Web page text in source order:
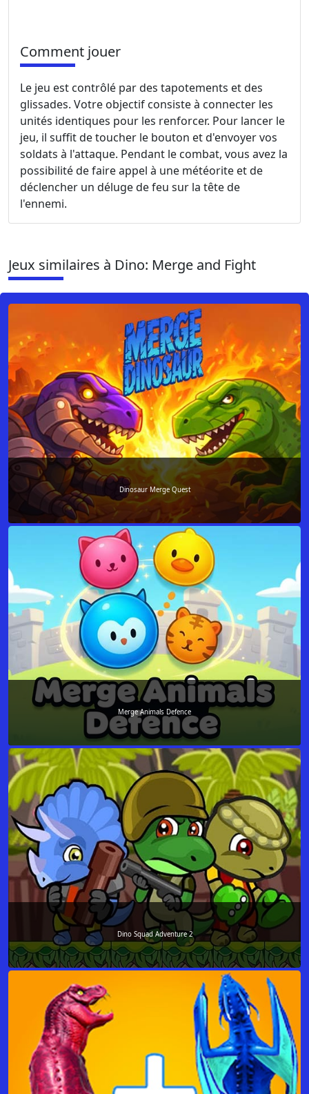
Comment jouer
Le jeu est contrôlé par des tapotements et des
glissades. Votre objectif consiste à connecter les
unités identiques pour les renforcer. Pour lancer le
jeu, il suffit de toucher le bouton et d'envoyer vos
soldats à l'attaque. Pendant le combat, vous avez la
possibilité de faire appel à une météorite et de
déclencher un déluge de feu sur la tête de
l'ennemi.
Jeux similaires à Dino: Merge and Fight
Dinosaur Merge Quest
Merge Animals Defence
Dino Squad Adventure 2